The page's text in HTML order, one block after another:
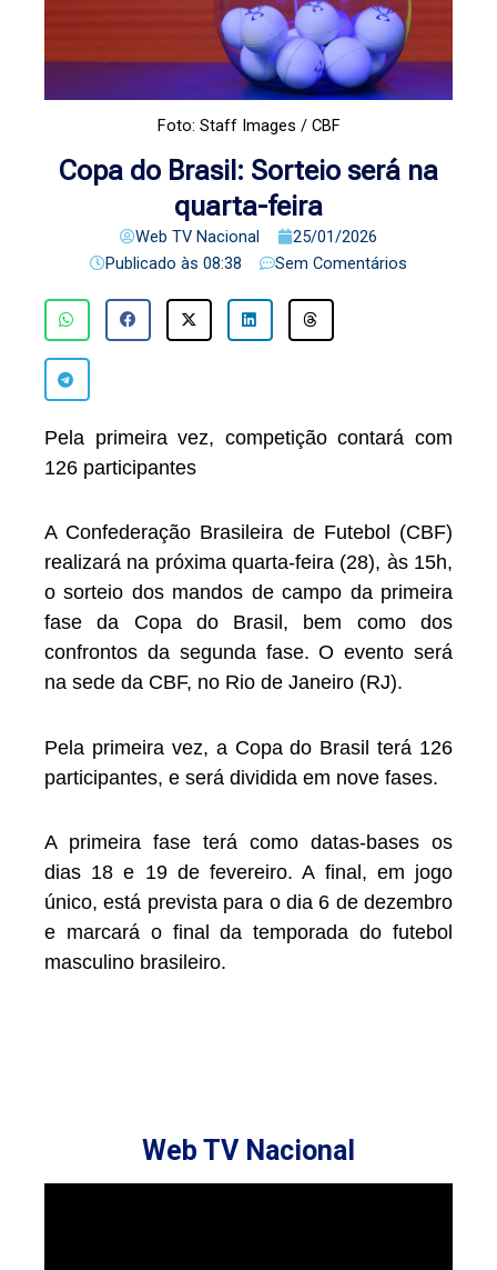
Foto: Staff Images / CBF
Copa do Brasil: Sorteio será na
quarta-feira
Web TV Nacional
25/01/2026
Publicado às 08:38 Sem Comentários
Pela primeira vez, competição contará com
126 participantes
A Confederação Brasileira de Futebol (CBF)
realizará na próxima quarta-feira (28), às 15h,
o sorteio dos mandos de campo da primeira
fase da Copa do Brasil, bem como dos
confrontos da segunda fase. O evento será
na sede da CBF, no Rio de Janeiro (RJ).
Pela primeira vez, a Copa do Brasil terá 126
participantes, e será dividida em nove fases.
A primeira fase terá como datas-bases os
dias 18 e 19 de fevereiro. A final, em jogo
único, está prevista para o dia 6 de dezembro
e marcará o final da temporada do futebol
masculino brasileiro.
Web TV Nacional